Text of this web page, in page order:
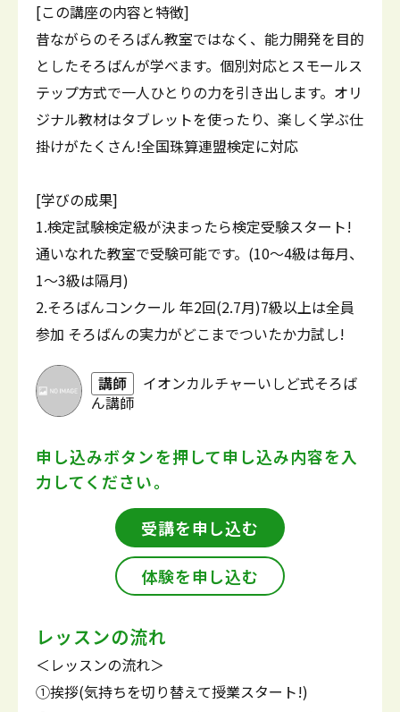
[この講座の内容と特徴]
昔ながらのそろばん教室ではなく、能力開発を目的
としたそろばんが学べます。個別対応とスモールス
テップ方式で一人ひとりの力を引き出します。オリ
ジナル教材はタブレットを使ったり、楽しく学ぶ仕
掛けがたくさん!全国珠算連盟検定に対応
[学びの成果]
1.検定試験検定級が決まったら検定受験スタート!
通いなれた教室で受験可能です。(10～4級は毎月、
1～3級は隔月)
2.そろばんコンクール 年2回(2.7月)7級以上は全員
参加 そろばんの実力がどこまでついたか力試し!
講師
イオンカルチャーいしど式そろば
ん講師
申し込みボタンを押して申し込み内容を入
力してください。
受講を申し込む
体験を申し込む
レッスンの流れ
＜レッスンの流れ＞
①挨拶(気持ちを切り替えて授業スタート!)